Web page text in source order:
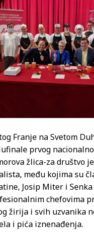
Franje na Svetom
prvog
žlica-za društvo
među kojima su
Josip Miter i Senka
chefovima
žirija i svih uzvanika
i pića iznenađenja.